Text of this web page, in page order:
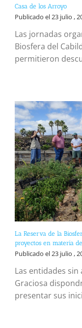
Casa de los Arroyo
Publicado el 23 julio ,
Las jornadas
Biosfera del
permitieron
La Reserva de la
proyectos en materia
Publicado el 23 julio ,
Las entidades
Graciosa
presentar sus